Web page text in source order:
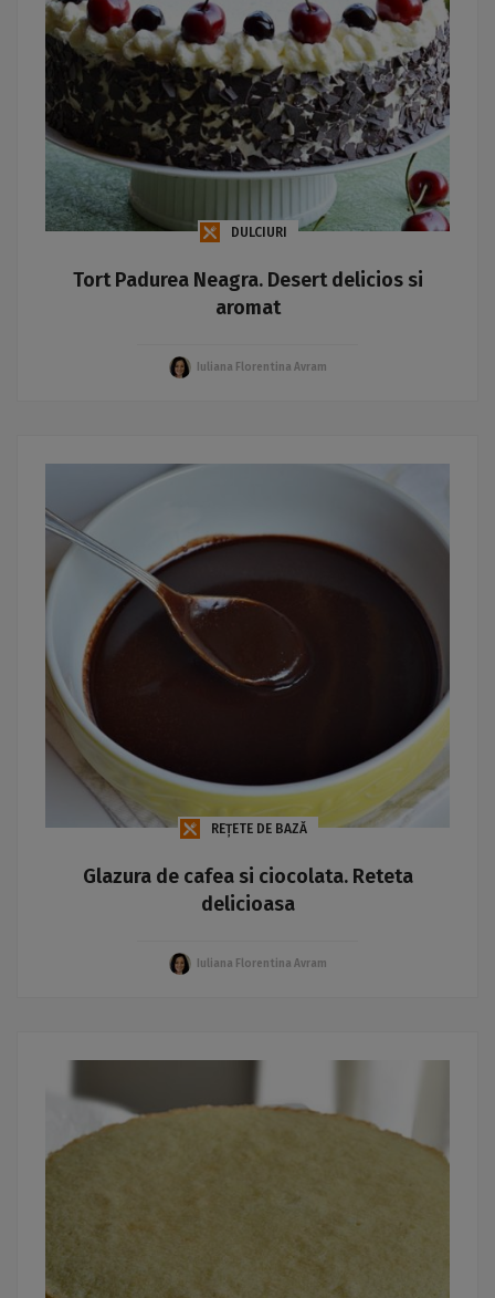
DULCIURI
Tort Padurea Neagra. Desert delicios si
aromat
Iuliana Florentina Avram
REȚETE DE BAZĂ
Glazura de cafea si ciocolata. Reteta
delicioasa
Iuliana Florentina Avram